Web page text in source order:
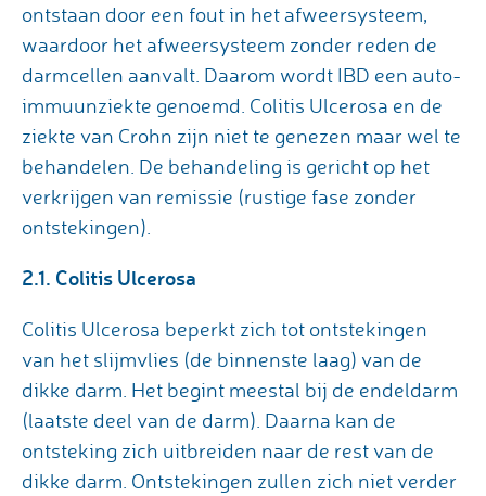
ontstaan door een fout in het afweersysteem,
waardoor het afweersysteem zonder reden de
darmcellen aanvalt. Daarom wordt IBD een auto-
immuunziekte genoemd. Colitis Ulcerosa en de
ziekte van Crohn zijn niet te genezen maar wel te
behandelen. De behandeling is gericht op het
verkrijgen van remissie (rustige fase zonder
ontstekingen).
2.1. Colitis Ulcerosa
Colitis Ulcerosa beperkt zich tot ontstekingen
van het slijmvlies (de binnenste laag) van de
dikke darm. Het begint meestal bij de endeldarm
(laatste deel van de darm). Daarna kan de
ontsteking zich uitbreiden naar de rest van de
dikke darm. Ontstekingen zullen zich niet verder